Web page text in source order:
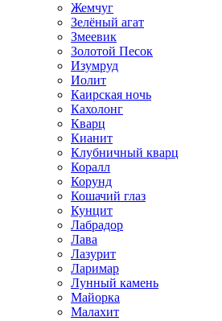
Жемчуг
Зелёный агат
Змеевик
Золотой Песок
Изумруд
Иолит
Каирская ночь
Кахолонг
Кварц
Кианит
Клубничный кварц
Коралл
Корунд
Кошачий глаз
Кунцит
Лабрадор
Лава
Лазурит
Ларимар
Лунный камень
Майорка
Малахит